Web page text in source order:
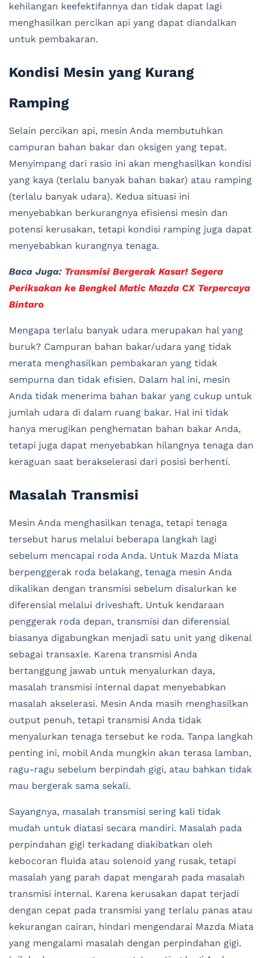
kehilangan keefektifannya dan tidak dapat lagi
menghasilkan percikan api yang dapat diandalkan
untuk pembakaran.
Kondisi Mesin yang Kurang
Ramping
Selain percikan api, mesin Anda membutuhkan
campuran bahan bakar dan oksigen yang tepat.
Menyimpang dari rasio ini akan menghasilkan kondisi
yang kaya (terlalu banyak bahan bakar) atau ramping
(terlalu banyak udara). Kedua situasi ini
menyebabkan berkurangnya efisiensi mesin dan
potensi kerusakan, tetapi kondisi ramping juga dapat
menyebabkan kurangnya tenaga.
Baca Juga: Transmisi Bergerak Kasar! Segera
Periksakan ke Bengkel Matic Mazda CX Terpercaya
Bintaro
Mengapa terlalu banyak udara merupakan hal yang
buruk? Campuran bahan bakar/udara yang tidak
merata menghasilkan pembakaran yang tidak
sempurna dan tidak efisien. Dalam hal ini, mesin
Anda tidak menerima bahan bakar yang cukup untuk
jumlah udara di dalam ruang bakar. Hal ini tidak
hanya merugikan penghematan bahan bakar Anda,
tetapi juga dapat menyebabkan hilangnya tenaga dan
keraguan saat berakselerasi dari posisi berhenti.
Masalah Transmisi
Mesin Anda menghasilkan tenaga, tetapi tenaga
tersebut harus melalui beberapa langkah lagi
sebelum mencapai roda Anda. Untuk Mazda Miata
berpenggerak roda belakang, tenaga mesin Anda
dikalikan dengan transmisi sebelum disalurkan ke
diferensial melalui driveshaft. Untuk kendaraan
penggerak roda depan, transmisi dan diferensial
biasanya digabungkan menjadi satu unit yang dikenal
sebagai transaxle. Karena transmisi Anda
bertanggung jawab untuk menyalurkan daya,
masalah transmisi internal dapat menyebabkan
masalah akselerasi. Mesin Anda masih menghasilkan
output penuh, tetapi transmisi Anda tidak
menyalurkan tenaga tersebut ke roda. Tanpa langkah
penting ini, mobil Anda mungkin akan terasa lamban,
ragu-ragu sebelum berpindah gigi, atau bahkan tidak
mau bergerak sama sekali.
Sayangnya, masalah transmisi sering kali tidak
mudah untuk diatasi secara mandiri. Masalah pada
perpindahan gigi terkadang diakibatkan oleh
kebocoran fluida atau solenoid yang rusak, tetapi
masalah yang parah dapat mengarah pada masalah
transmisi internal. Karena kerusakan dapat terjadi
dengan cepat pada transmisi yang terlalu panas atau
kekurangan cairan, hindari mengendarai Mazda Miata
yang mengalami masalah dengan perpindahan gigi.